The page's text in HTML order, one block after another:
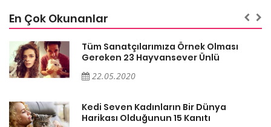
En Çok Okunanlar
Tüm Sanatçılarımıza Örnek Olması
Gereken 23 Hayvansever Ünlü
22.05.2020
Kedi Seven Kadınların Bir Dünya
Harikası Olduğunun 15 Kanıtı